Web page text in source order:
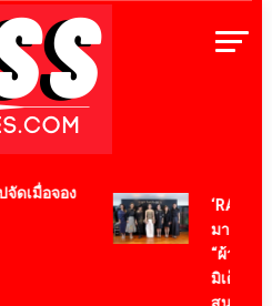
เมื่อจอง
มาสเตอร์
“ผ้าลายน้
มิเต็ด ถ่า